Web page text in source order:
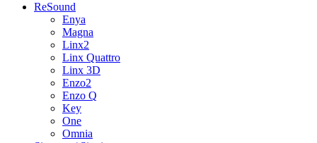
ReSound
Enya
Magna
Linx2
Linx Quattro
Linx 3D
Enzo2
Enzo Q
Key
One
Omnia